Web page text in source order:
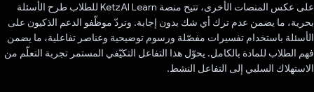
على عكس المنصات الأخرى، تتيح منصة KetzAI Learn للطلاب طرح الأسئلة
بحرية، ما يضمن عدم ترك أي شك بدون إجابة. وتردّ موظّفو الدعم الذكيون على
الأسئلة باستخدام تفسيرات مفصّلة ورسوم توضيحية وعناصر تفاعلية، ما يضمن
فهم الطلاب للمادة بالكامل. يحوّل هذا التفاعل التكيّفي المستمر تجربة التعلّم من
الاستهلاك السلبي إلى التفاعل النشط.